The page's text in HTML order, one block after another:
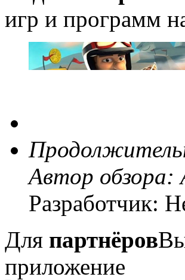
игр и программ
Автор обзора:
Разработчик:
Для партнёров
приложение